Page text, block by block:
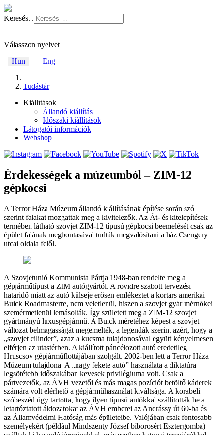
Keresés...
Válasszon nyelvet
Hun
Eng
Tudástár
Kiállítások
Állandó kiállítás
Időszaki kiállítások
Látogatói információk
Webshop
Érdekességek a múzeumból – ZIM-12
gépkocsi
A Terror Háza Múzeum állandó kiállításának építése során szó
szerint falakat mozgattak meg a kivitelezők. Az Át- és kitelepítések
termében látható szovjet ZIM-12 típusú gépkocsi beemelését csak az
épület falának megbontásával tudták megvalósítani a ház Csengery
utcai oldala felől.
A Szovjetunió Kommunista Pártja 1948-ban rendelte meg a
gépjárműtípust a ZIM autógyártól. A rövidre szabott tervezési
határidő miatt az autó külseje erősen emlékeztet a kortárs amerikai
Buick Roadmasterre, nem véletlenül, hiszen a szovjet gyár mérnökei
szemérmetlenül lemásolták. Így született meg a ZIM-12 szovjet
gyártmányú luxusgépjármű. A Buick méretéhez képest a szovjet
változat belmagasságát megemelték, a legendák szerint azért, hogy a
„szovjet cilinder”, azaz a kucsma tulajdonosával együtt kényelmesen
elférjen az utastérben. A kiállított páncélozott autó eredetileg
Hruscsov gépjárműflottájában szolgált. 2002-ben lett a Terror Háza
Múzeum tulajdona. A „nagy fekete autó” használata a diktatúra
legsötétebb időszakában kevesek privilégiuma volt. Csak a
pártvezetők, az ÁVH vezetői és más magas pozíciót betöltő káderek
számára volt elérhető a gépjárműhasználat kiváltsága. A korabeli
szóbeszéd úgy tartotta, hogy ilyen típusú autókkal szállították be a
letartóztatott áldozatokat az ÁVH emberei az Andrássy út 60-ba és
az Államvédelmi Hatóság más épületeibe. Valójában csak fontosabb
személyekért (például Mindszenty József bíborosért Esztergomba)